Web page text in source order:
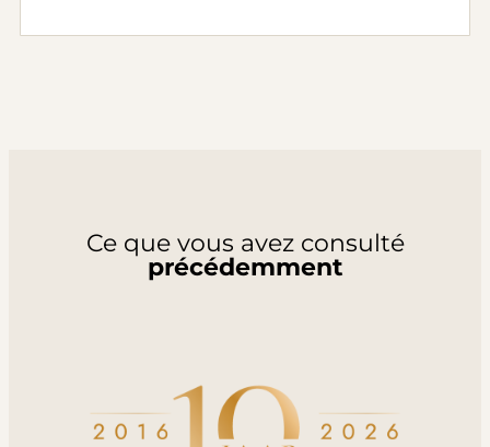
Ce que vous avez consulté
précédemment